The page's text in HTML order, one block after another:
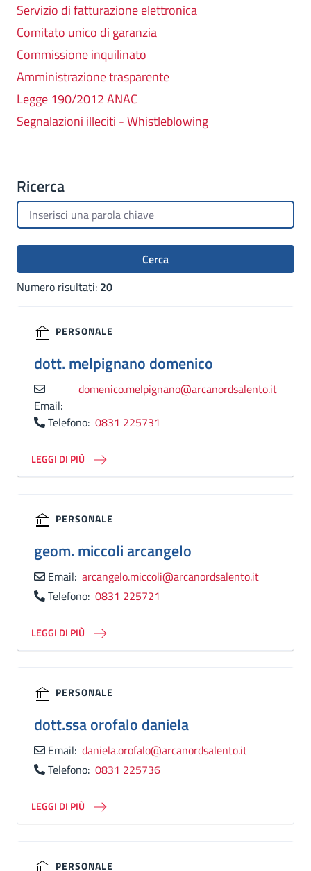
Servizio di fatturazione elettronica
Comitato unico di garanzia
Commissione inquilinato
Amministrazione trasparente
Legge 190/2012 ANAC
Segnalazioni illeciti - Whistleblowing
Numero risultati: 20
PERSONALE
dott. melpignano domenico
Email:
domenico.melpignano@arcanordsalento.it
Telefono: 0831 225731
LEGGI DI PIÙ
PERSONALE
geom. miccoli arcangelo
Email: arcangelo.miccoli@arcanordsalento.it
Telefono: 0831 225721
LEGGI DI PIÙ
PERSONALE
dott.ssaorofalo daniela
Email: daniela.orofalo@arcanordsalento.it
Telefono: 0831 225736
LEGGI DI PIÙ
PERSONALE
Ricerca
Cerca per testo
Cerca